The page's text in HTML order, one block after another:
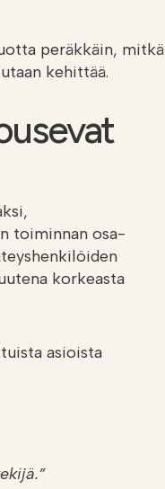
peräkkäin, mitkä
kehittää.
toiminnan osa-
korkeasta
asioista